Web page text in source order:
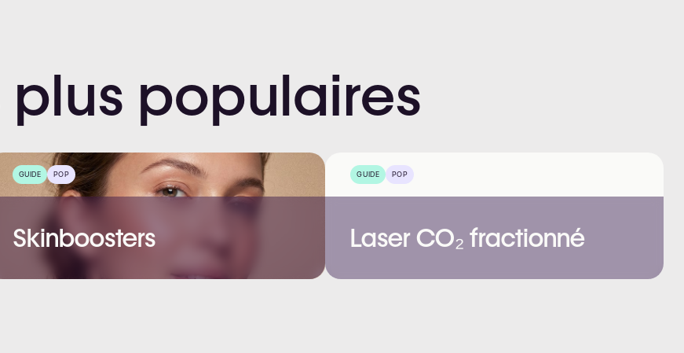
plus populaires
GUIDE POP
Skinboosters
GUIDE POP
Laser CO₂ fractionné